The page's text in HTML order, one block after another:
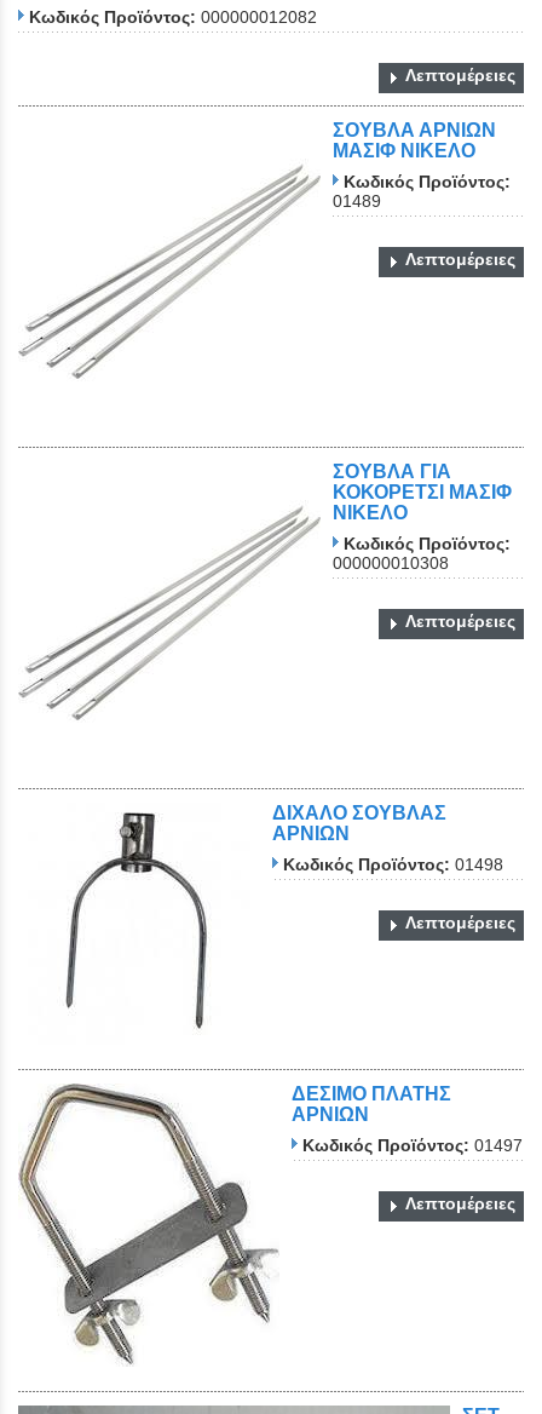
Κωδικός Προϊόντος: 000000012082
Λεπτομέρειες
ΣΟΥΒΛΑ ΑΡΝΙΩΝ
ΜΑΣΙΦ ΝΙΚΕΛΟ
Κωδικός Προϊόντος:
01489
Λεπτομέρειες
ΣΟΥΒΛΑ ΓΙΑ
ΚΟΚΟΡΕΤΣΙ ΜΑΣΙΦ
ΝΙΚΕΛΟ
Κωδικός Προϊόντος:
000000010308
Λεπτομέρειες
ΔΙΧΑΛΟ ΣΟΥΒΛΑΣ
ΑΡΝΙΩΝ
Κωδικός Προϊόντος: 01498
Λεπτομέρειες
ΔΕΣΙΜΟ ΠΛΑΤΗΣ
ΑΡΝΙΩΝ
Κωδικός Προϊόντος: 01497
Λεπτομέρειες